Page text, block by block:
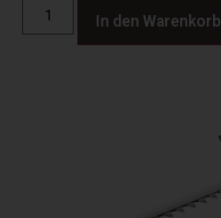
In den Warenkorb